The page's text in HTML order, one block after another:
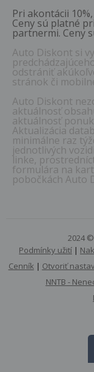
Pri akontácii
Ceny sú platné
partnermi. Ceny
Auto Diskont si
odstrániť
stránok či
Auto Diskont
aktuálnosť
aktuálnosť
Aktualizácia
minimálne raz
jednotlivých
linke,
formulára na
pobočkách Auto
2024
Podmínky užití |
Cenník | Otvoriť
NNTB -